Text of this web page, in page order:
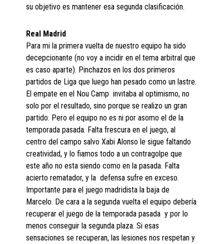
su objetivo es mantener esa segunda clasificación.
Real Madrid
Para mi la primera vuelta de nuestro equipo ha sido
decepcionante (no voy a incidir en el tema arbitral que
es caso aparte). Pinchazos en los dos primeros
partidos de Liga que luego han pesado como un lastre.
El empate en el Nou Camp invitaba al optimismo, no
solo por el resultado, sino porque se realizo un gran
partido. Pero el equipo no es ni por asomo el de la
temporada pasada. Falta frescura en el juego, al
centro del campo salvo Xabi Alonso le sigue faltando
creatividad, y lo fiamos todo a un contragolpe que
este año no esta siendo como en la pasada. Falta
acierto rematador, y la defensa sufre en exceso.
Importante para el juego madridista la baja de
Marcelo. De cara a la segunda vuelta el equipo debería
recuperar el juego de la temporada pasada y por lo
menos conseguir la segunda plaza. Si esas
sensaciones se recuperan, las lesiones nos respetan y